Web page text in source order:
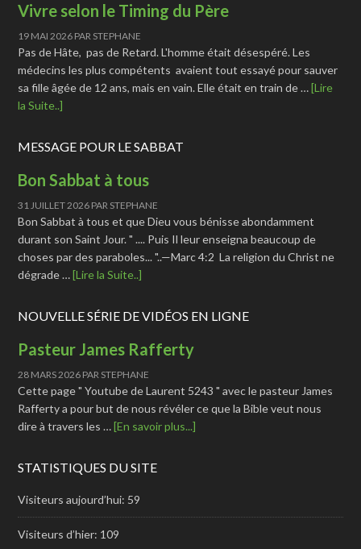
Vivre selon le Timing du Père
19 MAI 2026 PAR STEPHANE
Pas de Hâte, pas de Retard. L'homme était désespéré. Les
médecins les plus compétents avaient tout essayé pour sauver
sa fille âgée de 12 ans, mais en vain. Elle était en train de …[Lire
la Suite..]
MESSAGE POUR LE SABBAT
Bon Sabbat à tous
31 JUILLET 2026 PAR STEPHANE
Bon Sabbat à tous et que Dieu vous bénisse abondamment
durant son Saint Jour. " .... Puis Il leur enseigna beaucoup de
choses par des paraboles... "..—Marc 4:2 La religion du Christ ne
dégrade …[Lire la Suite..]
NOUVELLE SÉRIE DE VIDÉOS EN LIGNE
Pasteur James Rafferty
28 MARS 2026 PAR STEPHANE
Cette page " Youtube de Laurent 5243 " avec le pasteur James
Rafferty a pour but de nous révéler ce que la Bible veut nous
dire à travers les …[En savoir plus...]
STATISTIQUES DU SITE
Visiteurs aujourd’hui: 59
Visiteurs d’hier: 109